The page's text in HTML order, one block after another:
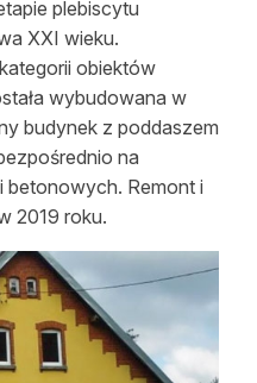
plebiscytu
XXI wieku.
obiektów
wybudowana w
budynek z poddaszem
na
betonowych. Remont i
2019 roku.